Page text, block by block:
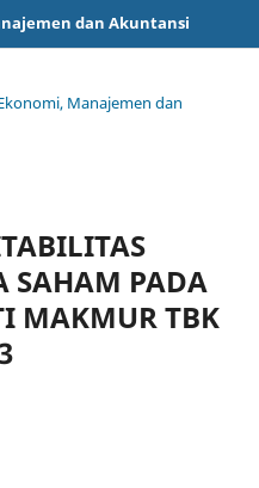
dan Akuntansi
Manajemen dan
SAHAM PADA
MAKMUR TBK